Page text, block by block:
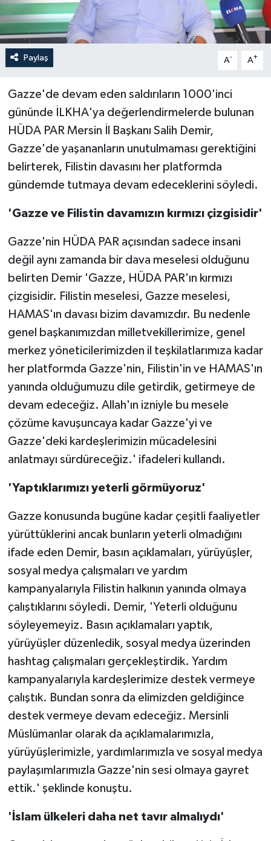
Paylaş A- A+
Gazze'de devam eden saldırıların 1000'inci
gününde İLKHA'ya değerlendirmelerde bulunan
HÜDA PAR Mersin İl Başkanı Salih Demir,
Gazze'de yaşananların unutulmaması gerektiğini
belirterek, Filistin davasını her platformda
gündemde tutmaya devam edeceklerini söyledi.
'Gazze ve Filistin davamızın kırmızı çizgisidir'
Gazze'nin HÜDA PAR açısından sadece insani
değil aynı zamanda bir dava meselesi olduğunu
belirten Demir 'Gazze, HÜDA PAR'ın kırmızı
çizgisidir. Filistin meselesi, Gazze meselesi,
HAMAS'ın davası bizim davamızdır. Bu nedenle
genel başkanımızdan milletvekillerimize, genel
merkez yöneticilerimizden il teşkilatlarımıza kadar
her platformda Gazze'nin, Filistin'in ve HAMAS'ın
yanında olduğumuzu dile getirdik, getirmeye de
devam edeceğiz. Allah'ın izniyle bu mesele
çözüme kavuşuncaya kadar Gazze'yi ve
Gazze'deki kardeşlerimizin mücadelesini
anlatmayı sürdüreceğiz.' ifadeleri kullandı.
'Yaptıklarımızı yeterli görmüyoruz'
Gazze konusunda bugüne kadar çeşitli faaliyetler
yürüttüklerini ancak bunların yeterli olmadığını
ifade eden Demir, basın açıklamaları, yürüyüşler,
sosyal medya çalışmaları ve yardım
kampanyalarıyla Filistin halkının yanında olmaya
çalıştıklarını söyledi. Demir, 'Yeterli olduğunu
söyleyemeyiz. Basın açıklamaları yaptık,
yürüyüşler düzenledik, sosyal medya üzerinden
hashtag çalışmaları gerçekleştirdik. Yardım
kampanyalarıyla kardeşlerimize destek vermeye
çalıştık. Bundan sonra da elimizden geldiğince
destek vermeye devam edeceğiz. Mersinli
Müslümanlar olarak da açıklamalarımızla,
yürüyüşlerimizle, yardımlarımızla ve sosyal medya
paylaşımlarımızla Gazze'nin sesi olmaya gayret
ettik.' şeklinde konuştu.
'İslam ülkeleri daha net tavır almalıydı'